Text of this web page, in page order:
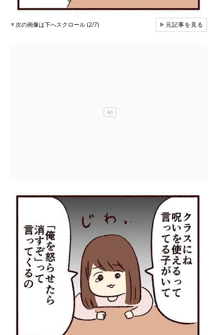
▼次の画像は下へスクロール (2/7) ▶元記事を見る